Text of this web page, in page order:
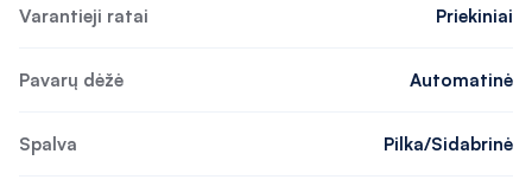
Varantieji ratai Priekiniai
Pavarų dėžė Automatinė
Spalva Pilka/Sidabrinė